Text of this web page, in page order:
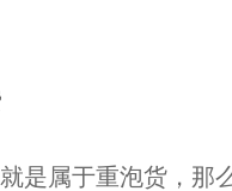
是属于重泡货，那